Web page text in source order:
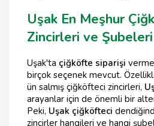
Uşak En Meşhur
Zincirleri ve Şubeleri
Uşak'ta çiğköfte siparişi
birçok seçenek mevcut.
ün salmış çiğköfteci zincirleri,
arayanlar için de önemli bir
Peki, Uşak çiğköfteci
zincirler hangileri ve hangi